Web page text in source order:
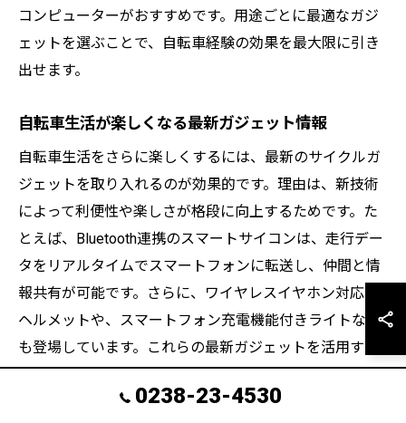
コンピューターがおすすめです。用途ごとに最適なガジ
ェットを選ぶことで、自転車経験の効果を最大限に引き
出せます。
自転車生活が楽しくなる最新ガジェット情報
自転車生活をさらに楽しくするには、最新のサイクルガ
ジェットを取り入れるのが効果的です。理由は、新技術
によって利便性や楽しさが格段に向上するためです。た
とえば、Bluetooth連携のスマートサイコンは、走行デー
タをリアルタイムでスマートフォンに転送し、仲間と情
報共有が可能です。さらに、ワイヤレスイヤホン対応の
ヘルメットや、スマートフォン充電機能付きライトなど
も登場しています。これらの最新ガジェットを活用すれ
ば、自転車経験がより充実し、毎日の移動や運動が楽し
0238-23-4530